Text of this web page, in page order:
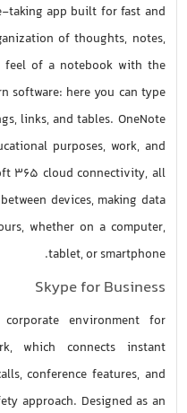
taking app built for fast and
of thoughts, notes,
of a notebook with the
software: here you can type
links, and tables. OneNote
purposes, work, and
365 cloud connectivity, all
devices, making data
whether on a computer,
tablet, or smartphone.
Skype for Business
environment for
which connects instant
conference features, and
approach. Designed as an